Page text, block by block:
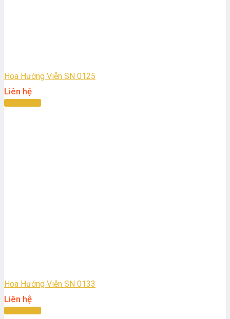
Hoa Hướng Viễn SN 0125
Liên hệ
Hoa Hướng Viễn SN 0133
Liên hệ